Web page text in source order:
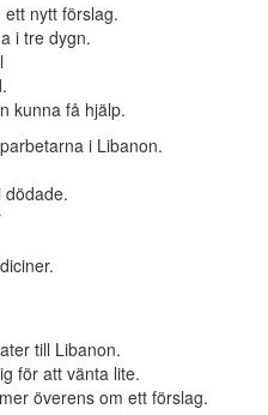
nytt förslag.
i tre dygn.
kunna få hjälp.
i Libanon.
dödade.
till Libanon.
för att vänta lite.
överens om ett förslag.